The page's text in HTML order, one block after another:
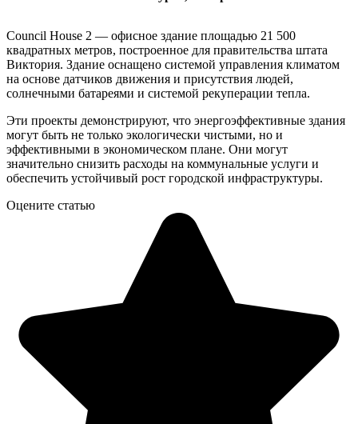
Council House 2 — офисное здание площадью 21 500
квадратных метров, построенное для правительства штата
Виктория. Здание оснащено системой управления климатом
на основе датчиков движения и присутствия людей,
солнечными батареями и системой рекуперации тепла.
Эти проекты демонстрируют, что энергоэффективные здания
могут быть не только экологически чистыми, но и
эффективными в экономическом плане. Они могут
значительно снизить расходы на коммунальные услуги и
обеспечить устойчивый рост городской инфраструктуры.
Оцените статью